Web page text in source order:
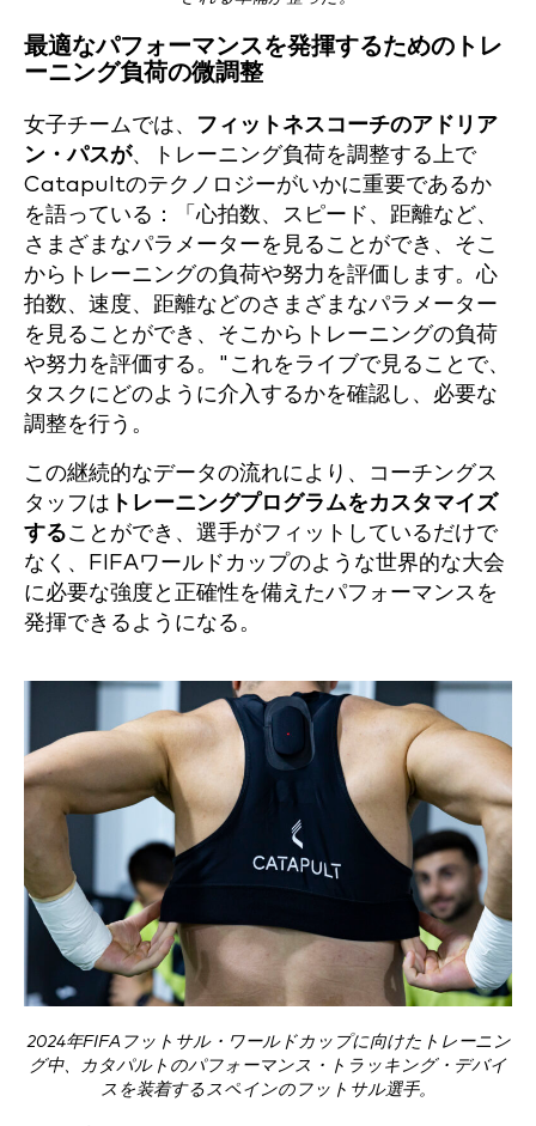
最適なパフォーマンスを発揮するためのトレ
ーニング負荷の微調整
女子チームでは、
フィットネスコーチのアドリア
ン・パスが、トレーニング負荷を調整する上で
Catapultのテクノロジーがいかに重要であるか
を語っている：「心拍数、スピード、距離など、
さまざまなパラメーターを見ることができ、そこ
からトレーニングの負荷や努力を評価します。心
拍数、速度、距離などのさまざまなパラメーター
を見ることができ、そこからトレーニングの負荷
や努力を評価する。"これをライブで見ることで、
タスクにどのように介入するかを確認し、必要な
調整を行う。
この継続的なデータの流れにより、コーチングス
タッフは トレーニングプログラムをカスタマイズ
することができ、選手がフィットしているだけで
なく、FIFAワールドカップのような世界的な大会
に必要な強度と正確性を備えたパフォーマンスを
発揮できるようになる。
2024年FIFAフットサル・ワールドカップに向けたトレーニン
グ中、カタパルトのパフォーマンス・トラッキング・デバイ
スを装着するスペインのフットサル選手。